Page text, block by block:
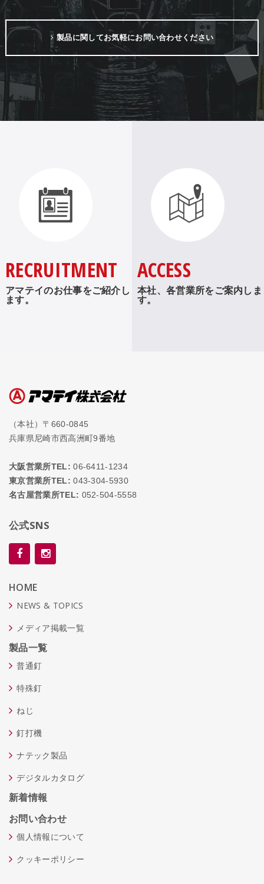
製品に関してお気軽にお問い合わせください
RECRUITMENT
アマテイのお仕事をご紹介し
ます。
ACCESS
本社、各営業所をご案内しま
す。
（本社）〒660-0845
兵庫県尼崎市西高洲町9番地
大阪営業所TEL: 06-6411-1234
東京営業所TEL: 043-304-5930
名古屋営業所TEL: 052-504-5558
公式SNS
HOME
NEWS & TOPICS
メディア掲載一覧
製品一覧
普通釘
特殊釘
ねじ
釘打機
ナテック製品
デジタルカタログ
新着情報
お問い合わせ
個人情報について
クッキーポリシー